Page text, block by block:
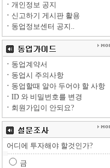
ㆍ개인정보 공지
ㆍ 신고하기 게시판 활용
ㆍ 동업정보센터 공지..
ㆍ 동업계약서
ㆍ 동업시 주의사항
ㆍ 동업할때 알아 두어야 할 사항
ㆍID 와 비밀번호를 변경
ㆍ 회원가입이 안되요?
어디에 투자해야 할것인가?
금